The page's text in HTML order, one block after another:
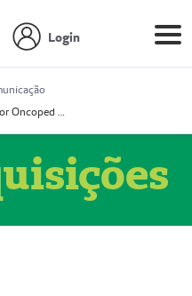
Login
Prestador Oncoped Serviços Médicos (51004335-0)